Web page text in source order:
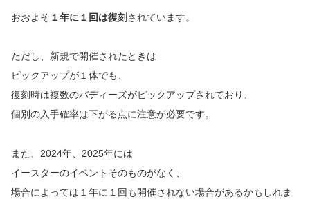
おおよそ １年に１回は復刻されています。
ただし、新規で開催されたときは
ピックアップが１体でも、
復刻時は複数のバディーズがピックアップされており、
個別の入手確率は下がる点に注意が必要です。
また、2024年、2025年には
イースターのイベントそのものがなく、
場合によっては１年に１回も開催されない場合があるかもしれま